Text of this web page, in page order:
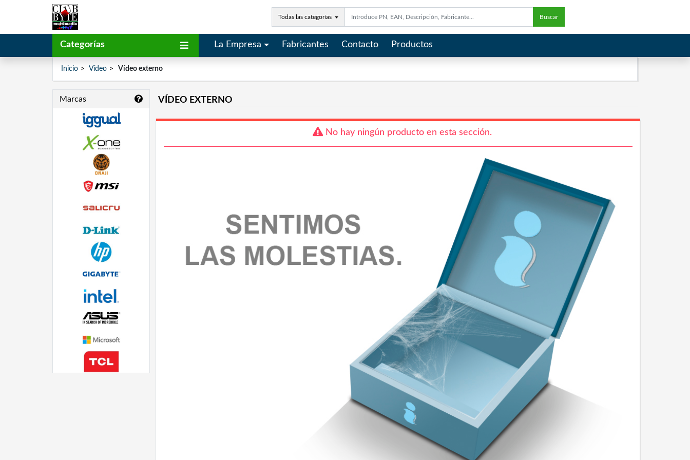
Todas las categorías Buscar
Categorías La Empresa Fabricantes Contacto Productos
Inicio Vídeo Vídeo externo
Marcas VÍDEO EXTERNO
No hay ningún producto en esta sección.